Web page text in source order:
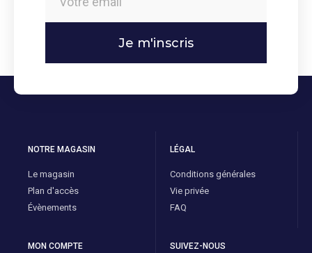
Je m'inscris
NOTRE MAGASIN
Le magasin
Plan d'accès
Évènements
LÉGAL
Conditions générales
Vie privée
FAQ
MON COMPTE SUIVEZ-NOUS